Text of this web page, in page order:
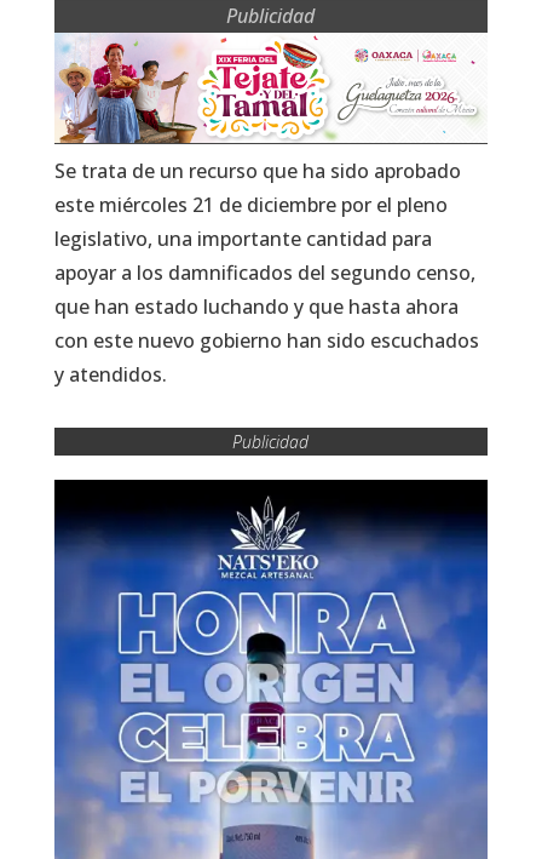
Publicidad
Se trata de un recurso que ha sido aprobado
este miércoles 21 de diciembre por el pleno
legislativo, una importante cantidad para
apoyar a los damnificados del segundo censo,
que han estado luchando y que hasta ahora
con este nuevo gobierno han sido escuchados
y atendidos.
Publicidad